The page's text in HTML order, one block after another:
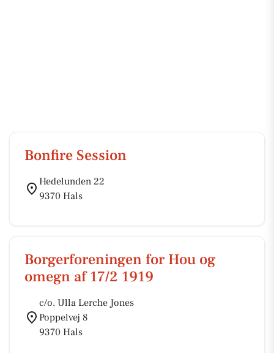
Bonfire Session
Hedelunden 22
9370 Hals
Borgerforeningen for Hou og
omegn af 17/2 1919
c/o. Ulla Lerche Jones
Poppelvej 8
9370 Hals